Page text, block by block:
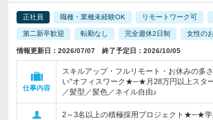
正社員 職種・業種未経験OK リモートワーク可
第二新卒歓迎 転勤なし 完全週休2日制 女性の
情報更新日：2026/07/07 終了予定日：2026/10/05
仕事内容
スキルアップ・フルリモート・お休みの多
い”オフィスワーク★─★月28万円以上ス
／髪型／髪色／ネイル自由♪
2～3名以上の積極採用プロジェクト★─★学